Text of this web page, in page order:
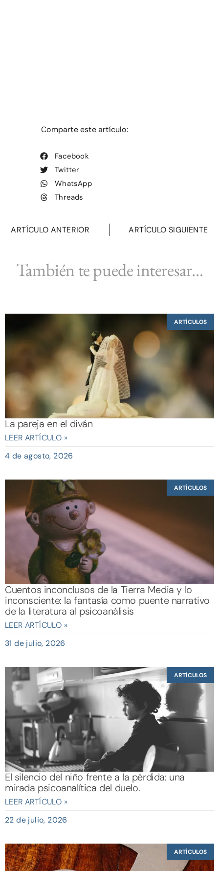
Comparte este artículo:
Facebook
Twitter
WhatsApp
Threads
ARTÍCULO ANTERIOR ARTÍCULO SIGUIENTE
También te puede interesar...
ARTÍCULOS
La pareja en el diván
LEER ARTÍCULO »
4 de agosto, 2026
ARTÍCULOS
Cuentos inconclusos de la Tierra Media y lo
inconsciente: la fantasía como puente narrativo
de la literatura al psicoanálisis
LEER ARTÍCULO »
31 de julio, 2026
ARTÍCULOS
El silencio del niño frente a la pérdida: una
mirada psicoanalítica del duelo.
LEER ARTÍCULO »
22 de julio, 2026
ARTÍCULOS